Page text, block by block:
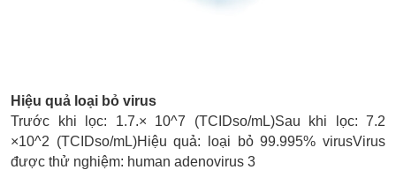
Hiệu quả loại bỏ virus
Trước khi lọc: 1.7.× 10^7 (TCIDso/mL)Sau khi lọc: 7.2
×10^2 (TCIDso/mL)Hiệu quả: loại bỏ 99.995% virusVirus
được thử nghiệm: human adenovirus 3